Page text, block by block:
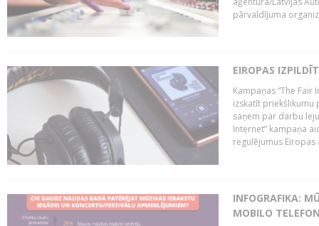
pārvaldījuma
EIROPAS
Kampaņas “The
izskatīt priekšlikumu
saņem par darbu
Internet” kampaņa
regulējumus
INFOGRAFIKA:
MOBILO